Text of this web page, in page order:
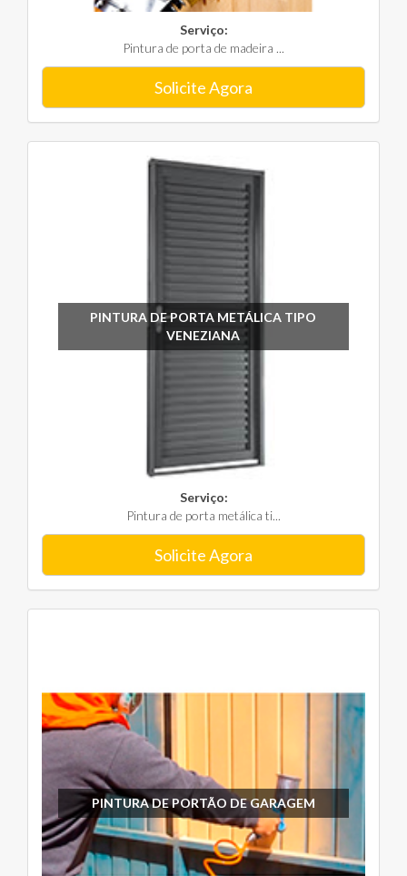
Serviço:
Pintura de porta de madeira ...
Solicite Agora
PINTURA DE PORTA METÁLICA TIPO
VENEZIANA
Serviço:
Pintura de porta metálica ti...
Solicite Agora
PINTURA DE PORTÃO DE GARAGEM